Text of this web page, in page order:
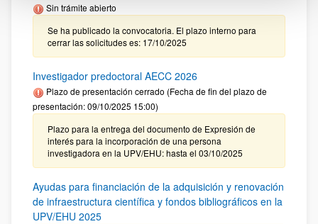
Sin trámite abierto
Se ha publicado la convocatoria. El plazo interno para
cerrar las solicitudes es: 17/10/2025
Investigador predoctoral AECC 2026
Plazo de presentación cerrado (Fecha de fin del plazo de
presentación: 09/10/2025 15:00)
Plazo para la entrega del documento de Expresión de
interés para la incorporación de una persona
investigadora en la UPV/EHU: hasta el 03/10/2025
Ayudas para financiación de la adquisición y renovación
de infraestructura científica y fondos bibliográficos en la
UPV/EHU 2025